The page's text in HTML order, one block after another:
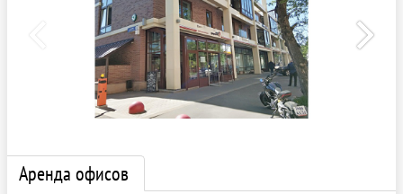
Аренда офисов